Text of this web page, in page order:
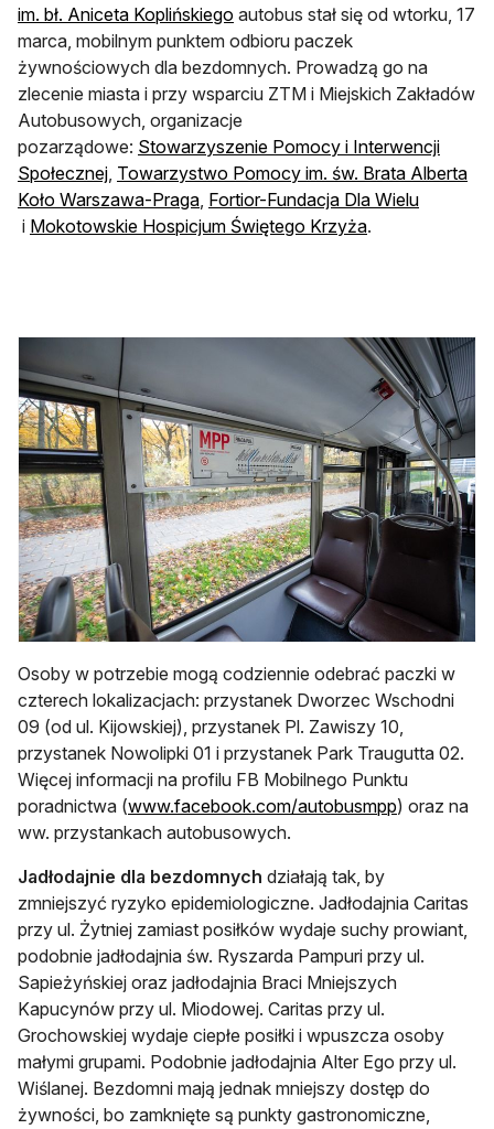
im. bł. Aniceta Koplińskiego otwiera się w nowej karcie
autobus stał się od wtorku, 17
marca, mobilnym punktem odbioru paczek
żywnościowych dla bezdomnych. Prowadzą go na
zlecenie miasta i przy wsparciu ZTM i Miejskich Zakładów
Autobusowych, organizacje
pozarządowe: Stowarzyszenie Pomocy i Interwencji
Społecznejotwiera się w nowej karcie
Towarzystwo Pomocy im. św. Brata Alberta
Koło Warszawa-Pragaotwiera się w nowej karcie
Fortior-Fundacja Dla Wielu
otwiera się w nowej karcie
i Mokotowskie Hospicjum Świętego Krzyżaotwiera się w
.
Osoby w potrzebie mogą codziennie odebrać paczki w
czterech lokalizacjach: przystanek Dworzec Wschodni
09 (od ul. Kijowskiej), przystanek Pl. Zawiszy 10,
przystanek Nowolipki 01 i przystanek Park Traugutta 02.
Więcej informacji na profilu FB Mobilnego Punktu
poradnictwa (www.facebook.com/autobusmppotwiera się
) oraz na
ww. przystankach autobusowych.
Jadłodajnie dla bezdomnych działają tak, by
zmniejszyć ryzyko epidemiologiczne. Jadłodajnia Caritas
przy ul. Żytniej zamiast posiłków wydaje suchy prowiant,
podobnie jadłodajnia św. Ryszarda Pampuri przy ul.
Sapieżyńskiej oraz jadłodajnia Braci Mniejszych
Kapucynów przy ul. Miodowej. Caritas przy ul.
Grochowskiej wydaje ciepłe posiłki i wpuszcza osoby
małymi grupami. Podobnie jadłodajnia Alter Ego przy ul.
Wiślanej. Bezdomni mają jednak mniejszy dostęp do
żywności, bo zamknięte są punkty gastronomiczne,